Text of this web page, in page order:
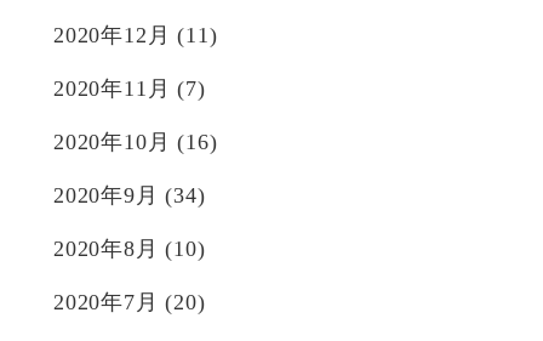
2020年12月 (11)
2020年11月 (7)
2020年10月 (16)
2020年9月 (34)
2020年8月 (10)
2020年7月 (20)